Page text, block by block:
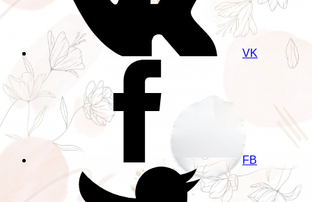
VK
FB